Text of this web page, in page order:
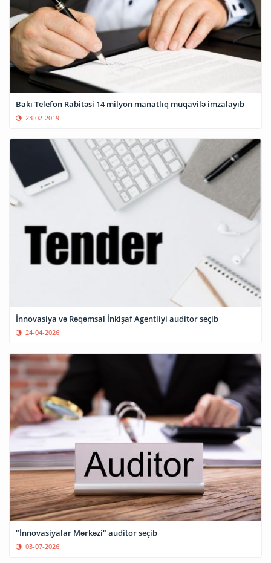
Bakı Telefon Rabitəsi 14 milyon manatlıq müqavilə imzalayıb
23-02-2019
İnnovasiya və Rəqəmsal İnkişaf Agentliyi auditor seçib
24-04-2026
"İnnovasiyalar Mərkəzi" auditor seçib
03-07-2026